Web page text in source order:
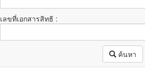
เลขที่เอกสารสิทธิ :
ค้นหา